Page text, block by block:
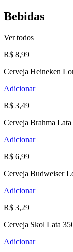
Bebidas
Ver todos
R$ 8,99
Cerveja Heineken
Adicionar
R$ 3,49
Cerveja Brahma Lata
Adicionar
R$ 6,99
Cerveja Budweiser
Adicionar
R$ 3,29
Cerveja Skol Lata
Adicionar